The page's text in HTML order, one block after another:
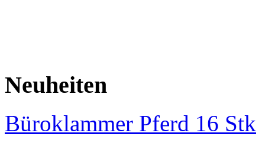
Neuheiten
Büroklammer Pferd 16 Stk